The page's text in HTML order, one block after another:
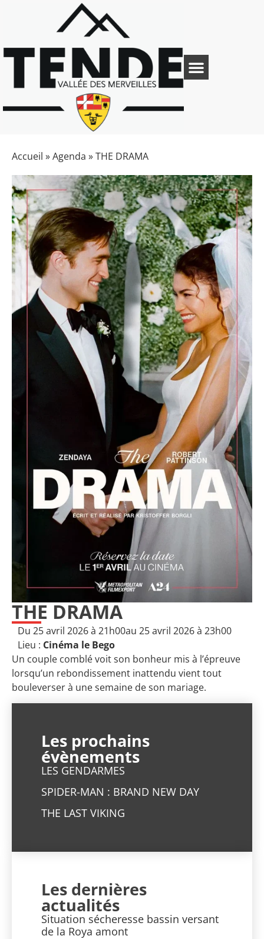
Accueil »Agenda »THE DRAMA
THE DRAMA
Du 25 avril 2026 à 21h00au 25 avril 2026 à 23h00
Lieu : Cinéma le Bego
Un couple comblé voit son bonheur mis à l’épreuve
lorsqu’un rebondissement inattendu vient tout
bouleverser à une semaine de son mariage.
Les prochains
évènements
LES GENDARMES
SPIDER-MAN : BRAND NEW DAY
THE LAST VIKING
Les dernières
actualités
Situation sécheresse bassin versant
de la Roya amont